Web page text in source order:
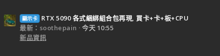
顯示卡
RTX 5090 各式綑綁組合包再現, 買卡+卡+板+CPU
最新：soothepain
今天 10:55
新品資訊